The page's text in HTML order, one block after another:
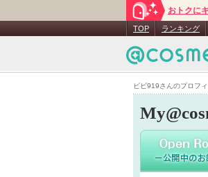
ビビ919さんのプロフ
おトクに
TOP ランキング